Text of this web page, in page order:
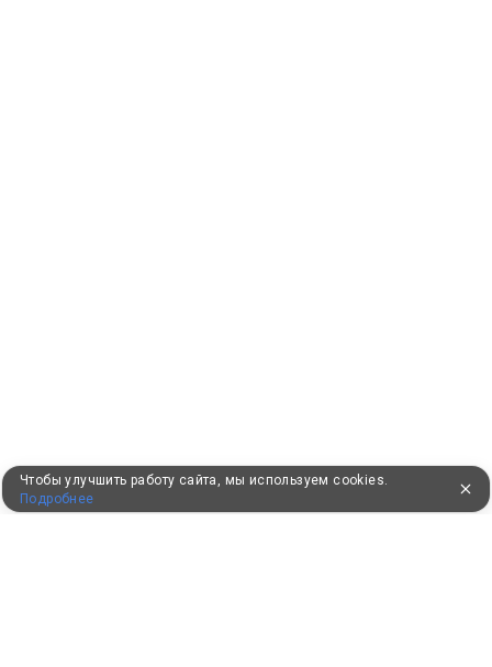
Чтобы улучшить работу сайта, мы используем cookies.
Подробнее